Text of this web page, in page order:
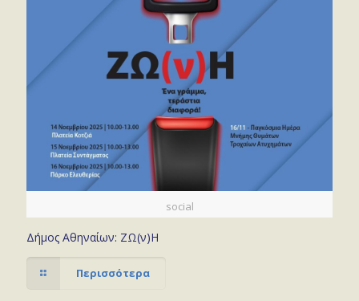
social
Δήμος Αθηναίων: ΖΩ(ν)Η
Περισσότερα